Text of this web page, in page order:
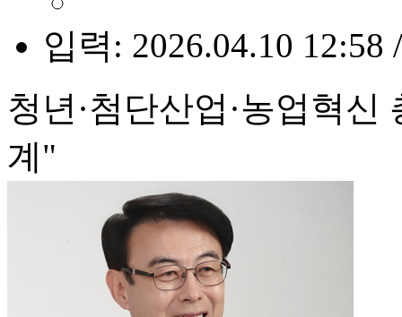
입력: 2026.04.10 12:58
청년·첨단산업·농업혁
계"